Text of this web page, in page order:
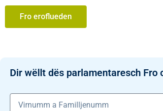
Fro eroflueden
Dir wëllt dës parlamentaresch